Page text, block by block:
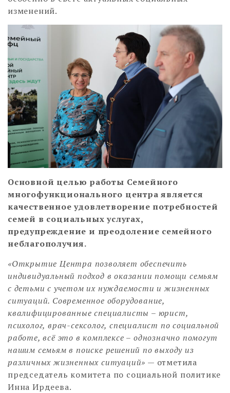
изменений.
Основной целью работы Семейного
многофункционального центра является
качественное удовлетворение потребностей
семей в социальных услугах,
предупреждение и преодоление семейного
неблагополучия.
«Открытие Центра позволяет обеспечить
индивидуальный подход в оказании помощи семьям
с детьми с учетом их нуждаемости и жизненных
ситуаций. Современное оборудование,
квалифицированные специалисты – юрист,
психолог, врач-сексолог, специалист по социальной
работе, всё это в комплексе – однозначно помогут
нашим семьям в поиске решений по выходу из
различных жизненных ситуаций» — отметила
председатель комитета по социальной политике
Инна Ирдеева.